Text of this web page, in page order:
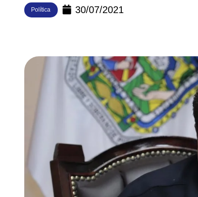
Política 30/07/2021